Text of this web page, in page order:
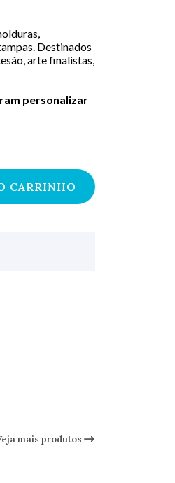
Destinados
arte finalistas,
personalizar
CARRINHO
mais produtos